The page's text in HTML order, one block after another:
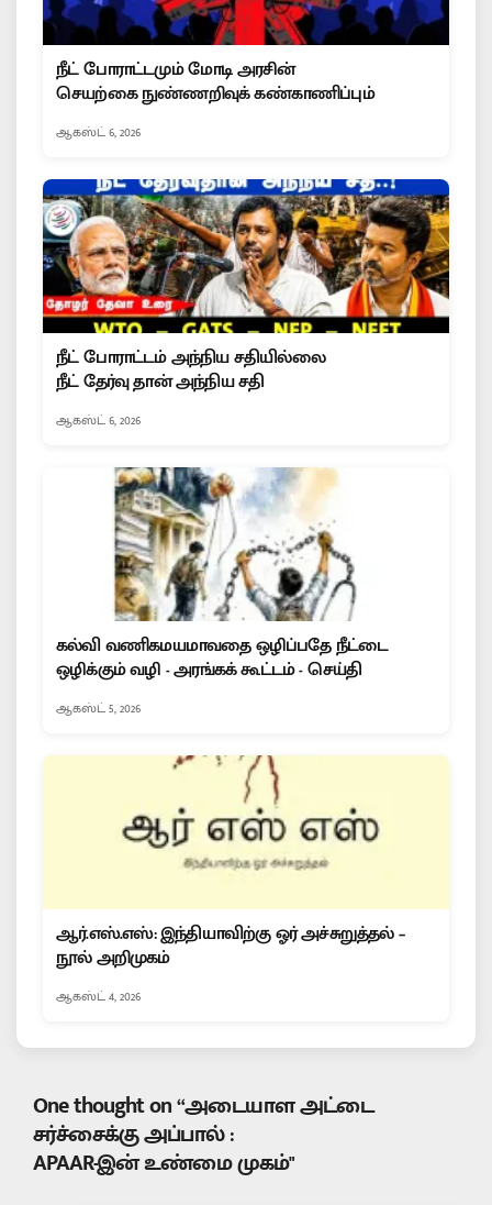
நீட் போராட்டமும் மோடி அரசின்
செயற்கை நுண்ணறிவுக் கண்காணிப்பும்
ஆகஸ்ட் 6, 2026
நீட் போராட்டம் அந்நிய சதியில்லை
நீட் தேர்வு தான் அந்நிய சதி
ஆகஸ்ட் 6, 2026
கல்வி வணிகமயமாவதை ஒழிப்பதே நீட்டை
ஒழிக்கும் வழி - அரங்கக் கூட்டம் - செய்தி
ஆகஸ்ட் 5, 2026
ஆர்.எஸ்.எஸ்: இந்தியாவிற்கு ஓர் அச்சுறுத்தல் –
நூல் அறிமுகம்
ஆகஸ்ட் 4, 2026
One thought on “அடையாள அட்டை
சர்ச்சைக்கு அப்பால் :
APAAR-இன் உண்மை முகம்"